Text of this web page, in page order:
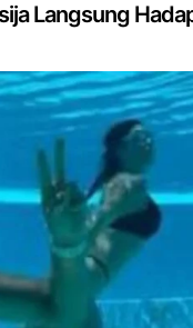
Langsung